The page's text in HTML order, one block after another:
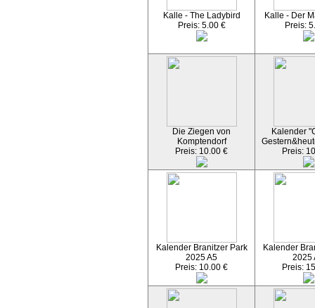
Kalle - The Ladybird
Preis: 5.00 €
Kalle - Der
Preis:
Die Ziegen von
Komptendorf
Preis: 10.00 €
Kalender
Preis:
Kalender Branitzer Park
2025 A5
Preis: 10.00 €
Kalender
2025
Preis: